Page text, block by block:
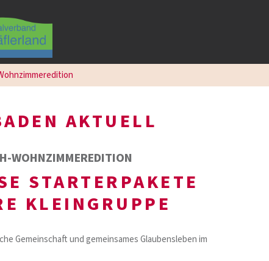
AKTUELL
WOHNZIMMEREDITION
STARTERPAKETE
KLEINGRUPPE
Gemeinschaft und gemeinsames Glaubensleben im